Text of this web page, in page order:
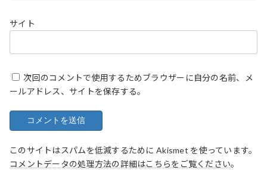
サイト
次回のコメントで使用するためブラウザーに自分の名前、メ
ールアドレス、サイトを保存する。
このサイトはスパムを低減するために Akismet を使っています。
コメントデータの処理方法の詳細はこちらをご覧ください。